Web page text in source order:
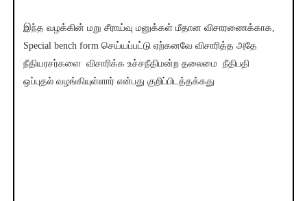
இந்த வழக்கின் மறு சீராய்வு மனுக்கள் மீதான விசாரணைக்காக,
Special bench form செய்யப்பட்டு ஏற்கனவே விசாரித்த அதே
நீதியரசர்களை விசாரிக்க உச்சநீதிமன்ற தலைமை நீதிபதி
ஒப்புதல் வழங்கியுள்ளார் என்பது குறிப்பிடத்தக்கது